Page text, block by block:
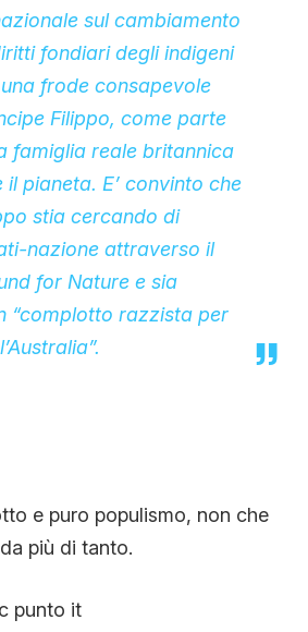
sul cambiamento
fondiari degli indigeni
frode consapevole
Filippo, come parte
famiglia reale britannica
pianeta. E’ convinto che
stia cercando di
nazione attraverso il
for Nature e sia
“complotto razzista per
e puro populismo, non che
più di tanto.
punto it